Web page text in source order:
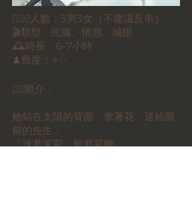
🕵🏻‍♀️人數：3男3女（不建議反串）
🎬類型：民國、情感、城限
🕰時長：6-7小時
♟難度：⭐✨
✍🏼簡介：
她站在太陽的背面，拿著花，送給眼
前的先生：
「送君茉莉，願君莫離。」